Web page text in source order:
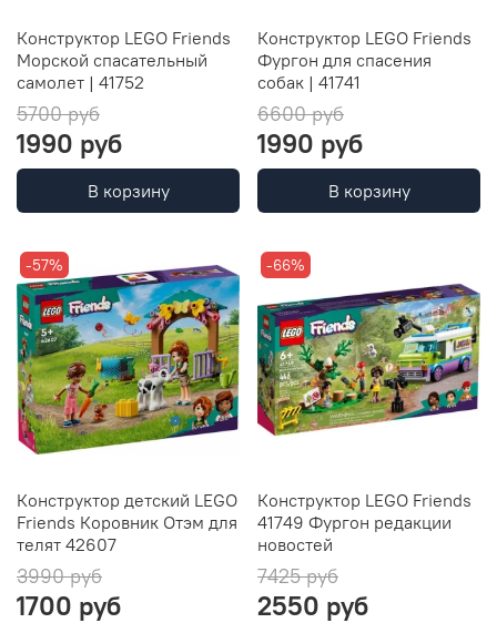
Конструктор LEGO Friends
Морской спасательный
самолет | 41752
5700 руб
1990 руб
В корзину
Конструктор LEGO Friends
Фургон для спасения
собак | 41741
6600 руб
1990 руб
В корзину
-57%
Конструктор детский LEGO
Friends Коровник Отэм для
телят 42607
3990 руб
1700 руб
-66%
Конструктор LEGO Friends
41749 Фургон редакции
новостей
7425 руб
2550 руб